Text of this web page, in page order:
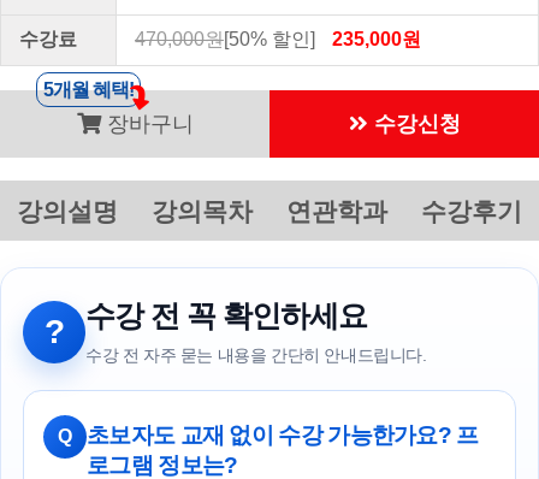
수강료 470,000원[50% 할인] 235,000원
장바구니 수강신청
5개월 혜택!
강의설명 강의목차 연관학과 수강후기
? 수강 전 꼭 확인하세요
수강 전 자주 묻는 내용을 간단히 안내드립니다.
Q
초보자도 교재 없이 수강 가능한가요? 프
로그램 정보는?